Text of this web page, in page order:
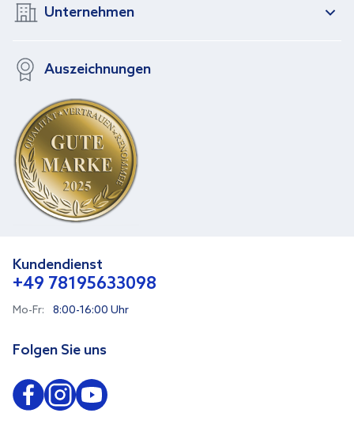
Unternehmen
Auszeichnungen
Kundendienst
+49 78195633098
Mo-Fr: 8:00-16:00 Uhr
Folgen Sie uns